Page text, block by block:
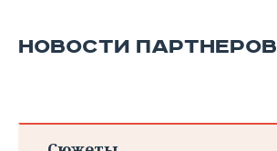
НОВОСТИ ПАРТНЕРОВ